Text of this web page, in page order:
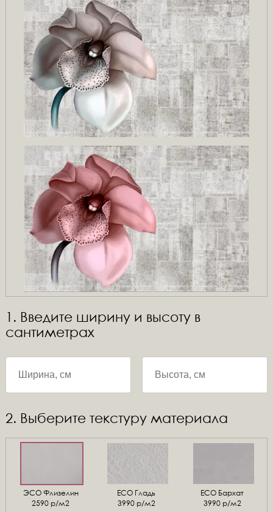
1. Введите ширину и высоту в
сантиметрах
2. Выберите текстуру материала
ЭСО Флизелин
2590 р/м2
ЕСО Гладь
3990 р/м2
ECO Бархат
3990 р/м2